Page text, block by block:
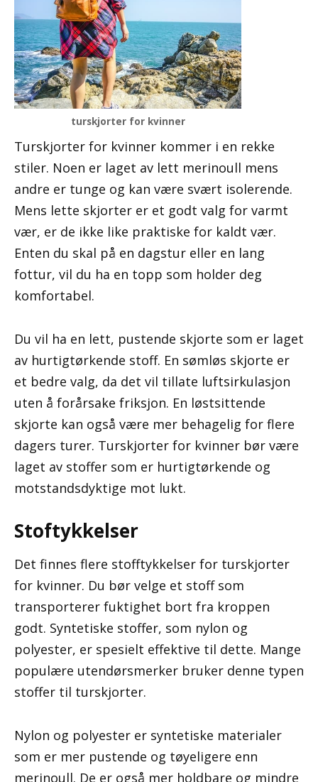
turskjorter for kvinner
Turskjorter for kvinner kommer i en rekke
stiler. Noen er laget av lett merinoull mens
andre er tunge og kan være svært isolerende.
Mens lette skjorter er et godt valg for varmt
vær, er de ikke like praktiske for kaldt vær.
Enten du skal på en dagstur eller en lang
fottur, vil du ha en topp som holder deg
komfortabel.
Du vil ha en lett, pustende skjorte som er laget
av hurtigtørkende stoff. En sømløs skjorte er
et bedre valg, da det vil tillate luftsirkulasjon
uten å forårsake friksjon. En løstsittende
skjorte kan også være mer behagelig for flere
dagers turer. Turskjorter for kvinner bør være
laget av stoffer som er hurtigtørkende og
motstandsdyktige mot lukt.
Stoftykkelser
Det finnes flere stofftykkelser for turskjorter
for kvinner. Du bør velge et stoff som
transporterer fuktighet bort fra kroppen
godt. Syntetiske stoffer, som nylon og
polyester, er spesielt effektive til dette. Mange
populære utendørsmerker bruker denne typen
stoffer til turskjorter.
Nylon og polyester er syntetiske materialer
som er mer pustende og tøyeligere enn
merinoull. De er også mer holdbare og mindre